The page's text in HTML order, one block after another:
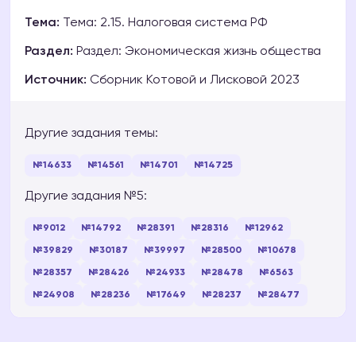
Тема: Тема: 2.15. Налоговая система РФ
Раздел: Раздел: Экономическая жизнь общества
Источник: Сборник Котовой и Лисковой 2023
Другие задания темы:
№14633 №14561 №14701 №14725
Другие задания №5:
№9012 №14792 №28391 №28316 №12962
№39829 №30187 №39997 №28500 №10678
№28357 №28426 №24933 №28478 №6563
№24908 №28236 №17649 №28237 №28477